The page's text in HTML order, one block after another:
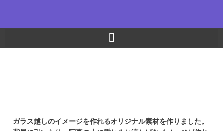
を
キ
ガラス越しのイメージを作れるオリジナル素材を作りました。